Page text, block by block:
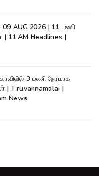
09 AUG 2026 | 11 மணி
| 11 AM Headlines |
3 மணி நேரமாக
| Tiruvannamalai |
News